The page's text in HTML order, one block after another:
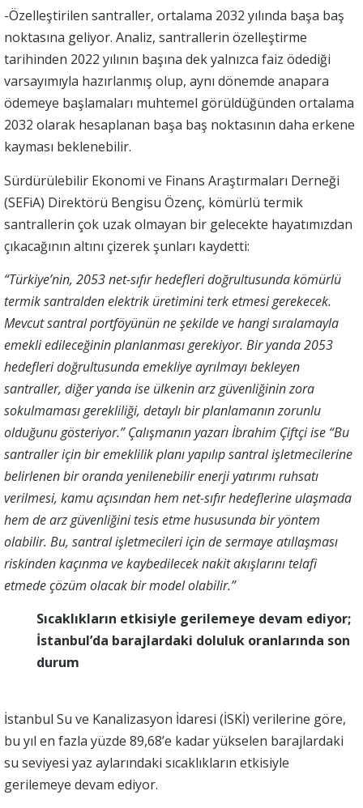
-Özelleştirilen santraller, ortalama 2032 yılında başa baş
noktasına geliyor. Analiz, santrallerin özelleştirme
tarihinden 2022 yılının başına dek yalnızca faiz ödediği
varsayımıyla hazırlanmış olup, aynı dönemde anapara
ödemeye başlamaları muhtemel görüldüğünden ortalama
2032 olarak hesaplanan başa baş noktasının daha erkene
kayması beklenebilir.
Sürdürülebilir Ekonomi ve Finans Araştırmaları Derneği
(SEFiA) Direktörü Bengisu Özenç, kömürlü termik
santrallerin çok uzak olmayan bir gelecekte hayatımızdan
çıkacağının altını çizerek şunları kaydetti:
“Türkiye’nin, 2053 net-sıfır hedefleri doğrultusunda kömürlü
termik santralden elektrik üretimini terk etmesi gerekecek.
Mevcut santral portföyünün ne şekilde ve hangi sıralamayla
emekli edileceğinin planlanması gerekiyor. Bir yanda 2053
hedefleri doğrultusunda emekliye ayrılmayı bekleyen
santraller, diğer yanda ise ülkenin arz güvenliğinin zora
sokulmaması gerekliliği, detaylı bir planlamanın zorunlu
olduğunu gösteriyor.” Çalışmanın yazarı İbrahim Çiftçi ise “Bu
santraller için bir emeklilik planı yapılıp santral işletmecilerine
belirlenen bir oranda yenilenebilir enerji yatırımı ruhsatı
verilmesi, kamu açısından hem net-sıfır hedeflerine ulaşmada
hem de arz güvenliğini tesis etme hususunda bir yöntem
olabilir. Bu, santral işletmecileri için de sermaye atıllaşması
riskinden kaçınma ve kaybedilecek nakit akışlarını telafi
etmede çözüm olacak bir model olabilir.”
Sıcaklıkların etkisiyle gerilemeye devam ediyor;
İstanbul’da barajlardaki doluluk oranlarında son
durum
İstanbul Su ve Kanalizasyon İdaresi (İSKİ) verilerine göre,
bu yıl en fazla yüzde 89,68’e kadar yükselen barajlardaki
su seviyesi yaz aylarındaki sıcaklıkların etkisiyle
gerilemeye devam ediyor.